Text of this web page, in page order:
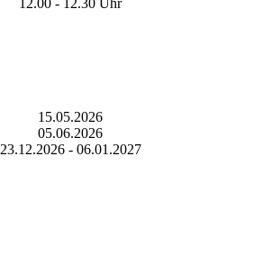
12.00 - 12.30 Uhr
15.05.2026
05.06.2026
23.12.2026 - 06.01.2027